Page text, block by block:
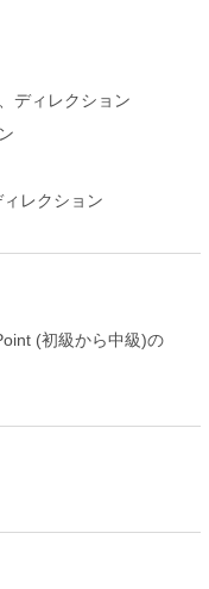
ディレクション
ィレクション
(初級から中級)の